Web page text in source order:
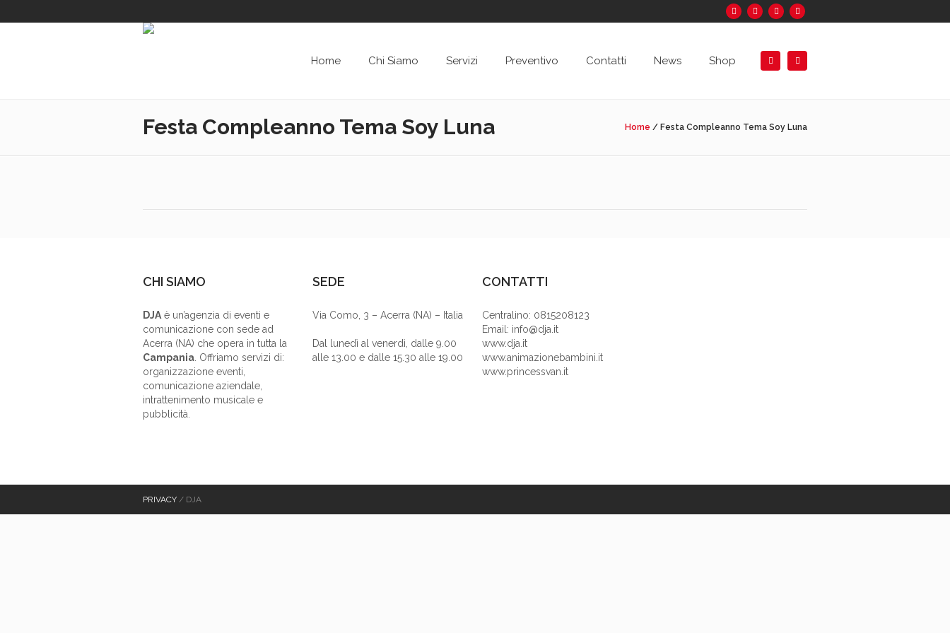
Home Chi Siamo Servizi Preventivo Contatti News Shop
Festa Compleanno Tema Soy Luna Home / Festa Compleanno Tema Soy Luna
CHI SIAMO
DJA è un’agenzia di eventi e
comunicazione con sede ad
Acerra (NA) che opera in tutta la
Campania . Offriamo servizi di:
organizzazione eventi,
comunicazione aziendale,
intrattenimento musicale e
pubblicità.
SEDE
Via Como, 3 – Acerra (NA) – Italia
Dal lunedì al venerdì, dalle 9.00
alle 13.00 e dalle 15.30 alle 19.00
CONTATTI
Centralino: 0815208123
Email: info@dja.it
www.dja.it
www.animazionebambini.it
www.princessvan.it
PRIVACY / DJA